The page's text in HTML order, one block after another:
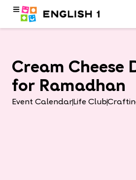
Cream Cheese
for Ramadhan
Event Calendar Life Club